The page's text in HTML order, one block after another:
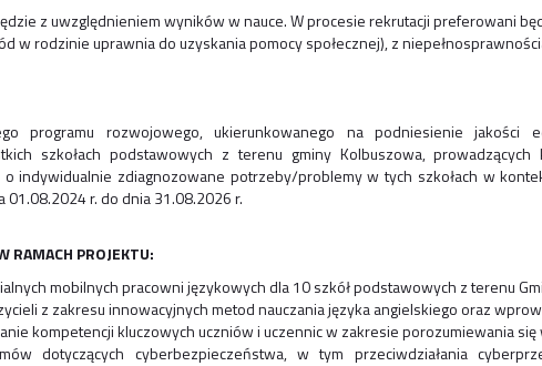
z uwzględnieniem wyników w nauce. W procesie rekrutacji preferowani
w rodzinie uprawnia do uzyskania pomocy społecznej), z
programu rozwojowego, ukierunkowanego na podniesienie jakości
szkołach podstawowych z terenu gminy Kolbuszowa,
indywidualnie zdiagnozowane potrzeby/problemy w tych szkołach w
r. do dnia 31.08.2026 r.
RAMACH PROJEKTU:
mobilnych pracowni językowych dla 10 szkół podstawowych z terenu
z zakresu innowacyjnych metod nauczania języka angielskiego oraz
kompetencji kluczowych uczniów i uczennic w zakresie porozumiewania się
dotyczących cyberbezpieczeństwa, w tym przeciwdziałania